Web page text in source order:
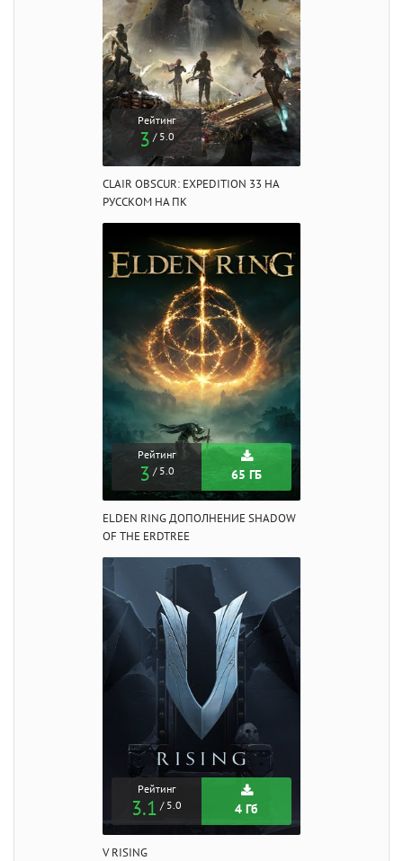
Рейтинг
3 / 5.0
CLAIR OBSCUR: EXPEDITION 33 НА
РУССКОМ НА ПК
Рейтинг
3 / 5.0 65 ГБ
ELDEN RING ДОПОЛНЕНИЕ SHADOW
OF THE ERDTREE
Рейтинг
3.1 / 5.0 4 Гб
V RISING